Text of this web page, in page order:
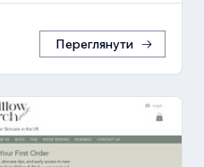
Переглянути